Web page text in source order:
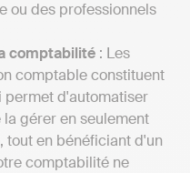
ou des professionnels
comptabilité : Les
comptable constituent
permet d'automatiser
gérer en seulement
tout en bénéficiant d'un
comptabilité ne